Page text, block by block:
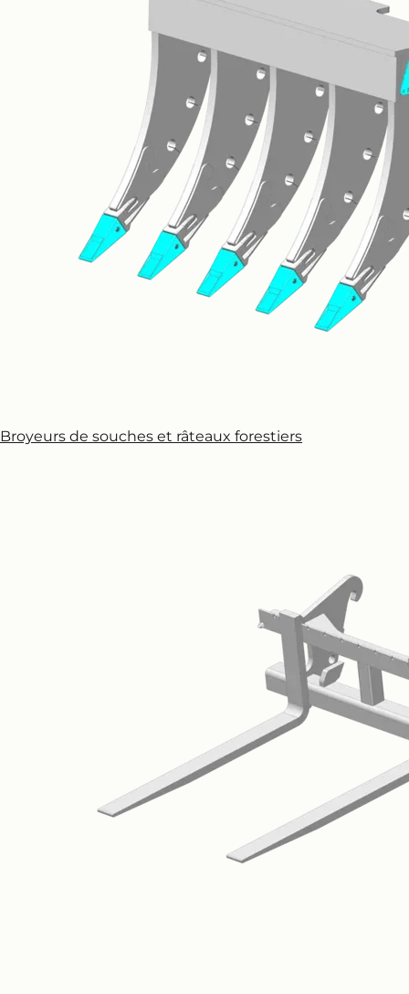
Broyeurs de souches et râteaux forestiers